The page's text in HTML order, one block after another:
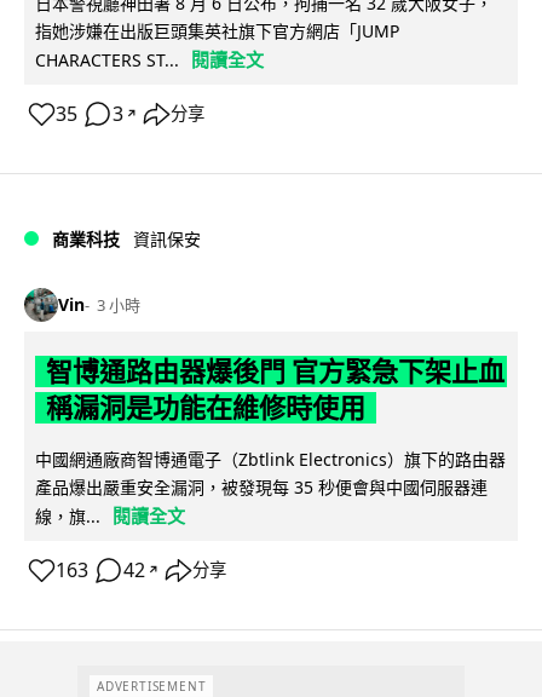
指她涉嫌在出版巨頭集英社旗下官方網店「JUMP
CHARACTERS ST...
閱讀全文
35 3 ↗ 分享
商業科技 資訊保安
Vin 3 小時
智博通路由器爆後門 官方緊急下架止血
稱漏洞是功能在維修時使用
中國網通廠商智博通電子（Zbtlink Electronics）旗下的路由器
產品爆出嚴重安全漏洞，被發現每 35 秒便會與中國伺服器連
線，旗...
閱讀全文
163 42 ↗ 分享
ADVERTISEMENT